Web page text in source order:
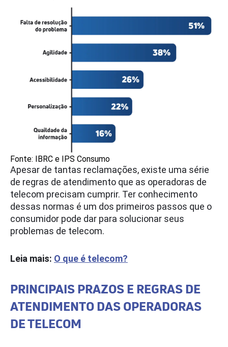
Fonte: IBRC e IPS Consumo
Apesar de tantas reclamações, existe uma série
de regras de atendimento que as operadoras de
telecom precisam cumprir. Ter conhecimento
dessas normas é um dos primeiros passos que o
consumidor pode dar para solucionar seus
problemas de telecom.
Leia mais: O que é telecom?
PRINCIPAIS PRAZOS E REGRAS DE
ATENDIMENTO DAS OPERADORAS
DE TELECOM